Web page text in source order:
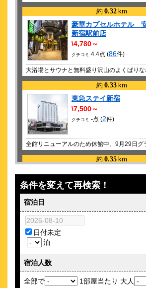
約 0.32 km
豪華カプセルホテル
新宿駅前店
\4,780～
クチコミ 4.4点 (86件)
大浴場とサウナと無料盛り沢山のよくばりな
約 0.33 km
東急ステイ新宿
\7,500～
クチコミ -点 (2件)
全館リニューアルのため休館中。9月29日グ
約 0.35 km
\11,610～
クチコミ-点 (4件)
【全室バストイレ別】新宿のシンボル・ゴジ
テル
アパホテル〈新宿 歌
4.4点 (18件)
条件を変えて再検索！
宿泊日
日付未定
泊
宿泊人数
全部で 1部屋当たり 大人